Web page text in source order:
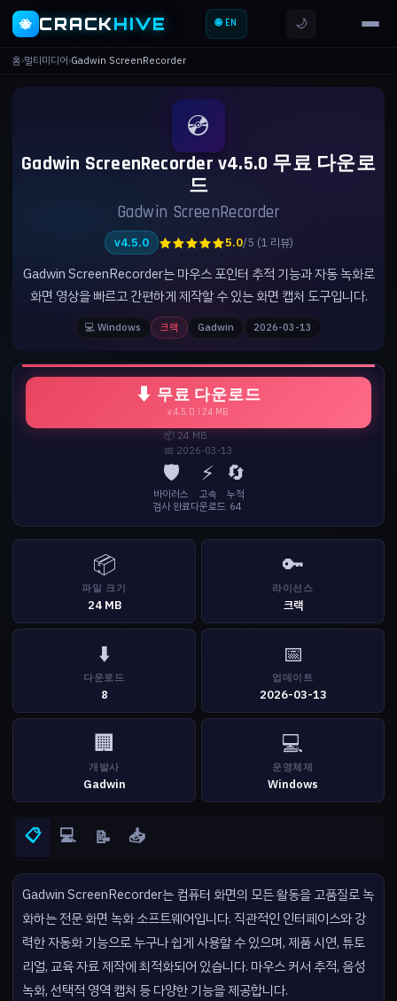
🐝 CRACKHIVE 🌐 EN 🌙
홈›멀티미디어›Gadwin ScreenRecorder
💿
Gadwin ScreenRecorder v4.5.0 무료 다운로
드
Gadwin ScreenRecorder
v4.5.0 ★★★★★5.0/5 (1 리뷰)
Gadwin ScreenRecorder는 마우스 포인터 추적 기능과 자동 녹화로
화면 영상을 빠르고 간편하게 제작할 수 있는 화면 캡처 도구입니다.
💻 Windows 크랙 Gadwin 2026-03-13
⬇ 무료 다운로드
v4.5.0 | 24 MB
📦 24 MB
📅 2026-03-13
🛡️
바이러스
검사 완료
⚡
고속
다운로드
🔄
누적
64
📦
파일 크기
24 MB
🔑
라이선스
크랙
⬇️
다운로드
8
📅
업데이트
2026-03-13
🏢
개발사
Gadwin
💻
운영체제
Windows
📋 💻 📝 📥
Gadwin ScreenRecorder는 컴퓨터 화면의 모든 활동을 고품질로 녹
화하는 전문 화면 녹화 소프트웨어입니다. 직관적인 인터페이스와 강
력한 자동화 기능으로 누구나 쉽게 사용할 수 있으며, 제품 시연, 튜토
리얼, 교육 자료 제작에 최적화되어 있습니다. 마우스 커서 추적, 음성
녹화, 선택적 영역 캡처 등 다양한 기능을 제공합니다.